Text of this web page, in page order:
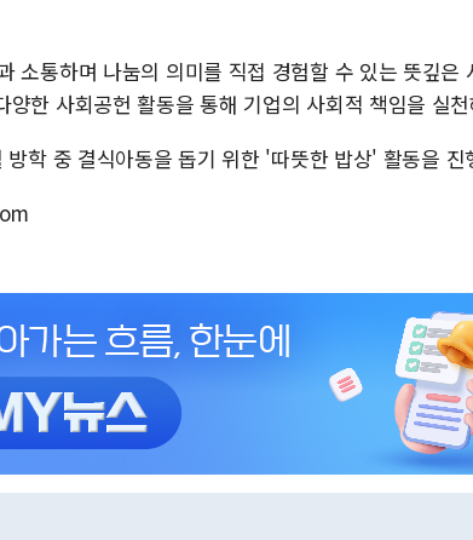
소통하며 나눔의 의미를 직접 경험할 수 있는 뜻깊은
양한 사회공헌 활동을 통해 기업의 사회적 책임을 실
학 중 결식아동을 돕기 위한 '따뜻한 밥상' 활동을 진